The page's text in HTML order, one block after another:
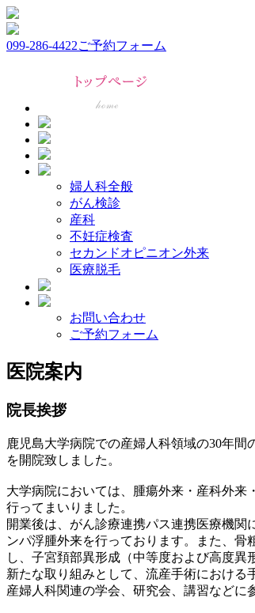
099-286-4422ご予約フォーム
婦人科全般
がん検診
産科
不妊症検査
セカンドオピニオン外来
医療脱毛
お問い合わせ
ご予約フォーム
医院案内
院長挨拶
鹿児島大学病院での産婦人科領域の30年
を開院致しました。
大学病院においては、腫瘍外来・産科外
行ってまいりました。
開業後は、がん診療連携パス連携医療機
ンパ浮腫外来を行っております。また、
し、子宮頚部異形成（中等度および高度
新たな取り組みとして、流産手術における
産婦人科関連の学会、研究会、講習など